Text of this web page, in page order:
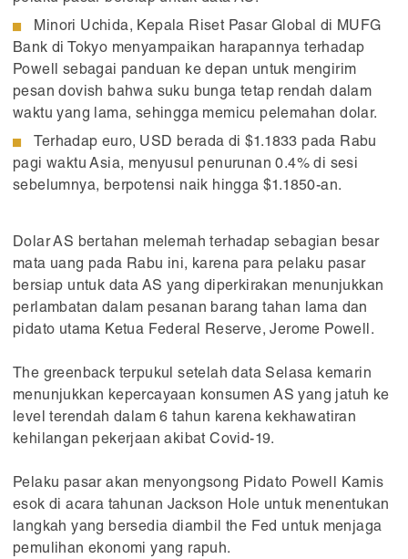
Minori Uchida, Kepala Riset Pasar Global di MUFG
Bank di Tokyo menyampaikan harapannya terhadap
Powell sebagai panduan ke depan untuk mengirim
pesan dovish bahwa suku bunga tetap rendah dalam
waktu yang lama, sehingga memicu pelemahan dolar.
Terhadap euro, USD berada di $1.1833 pada Rabu
pagi waktu Asia, menyusul penurunan 0.4% di sesi
sebelumnya, berpotensi naik hingga $1.1850-an.
Dolar AS bertahan melemah terhadap sebagian besar
mata uang pada Rabu ini, karena para pelaku pasar
bersiap untuk data AS yang diperkirakan menunjukkan
perlambatan dalam pesanan barang tahan lama dan
pidato utama Ketua Federal Reserve, Jerome Powell.
The greenback terpukul setelah data Selasa kemarin
menunjukkan kepercayaan konsumen AS yang jatuh ke
level terendah dalam 6 tahun karena kekhawatiran
kehilangan pekerjaan akibat Covid-19.
Pelaku pasar akan menyongsong Pidato Powell Kamis
esok di acara tahunan Jackson Hole untuk menentukan
langkah yang bersedia diambil the Fed untuk menjaga
pemulihan ekonomi yang rapuh.